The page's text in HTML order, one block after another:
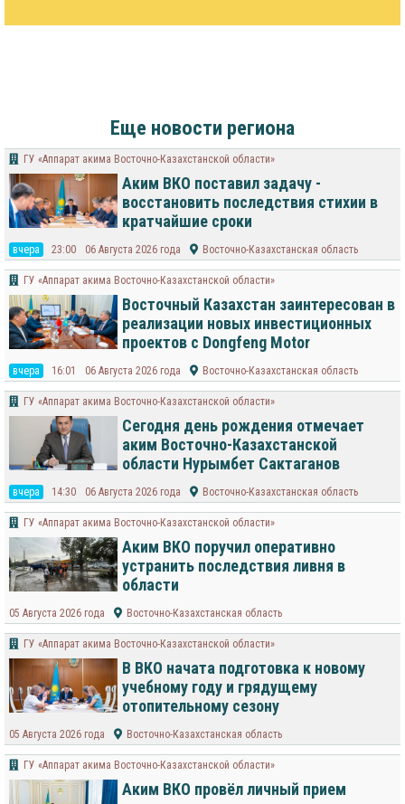
Еще новости региона
ГУ «Аппарат акима Восточно-Казахстанской области»
Аким ВКО поставил задачу -
восстановить последствия стихии в
кратчайшие сроки
вчера 23:00 06 Августа 2026 года Восточно-Казахстанская область
ГУ «Аппарат акима Восточно-Казахстанской области»
Восточный Казахстан заинтересован в
реализации новых инвестиционных
проектов с Dongfeng Motor
вчера 16:01 06 Августа 2026 года Восточно-Казахстанская область
ГУ «Аппарат акима Восточно-Казахстанской области»
Сегодня день рождения отмечает
аким Восточно-Казахстанской
области Нурымбет Сактаганов
вчера 14:30 06 Августа 2026 года Восточно-Казахстанская область
ГУ «Аппарат акима Восточно-Казахстанской области»
Аким ВКО поручил оперативно
устранить последствия ливня в
области
05 Августа 2026 года Восточно-Казахстанская область
ГУ «Аппарат акима Восточно-Казахстанской области»
В ВКО начата подготовка к новому
учебному году и грядущему
отопительному сезону
05 Августа 2026 года Восточно-Казахстанская область
ГУ «Аппарат акима Восточно-Казахстанской области»
Аким ВКО провёл личный прием